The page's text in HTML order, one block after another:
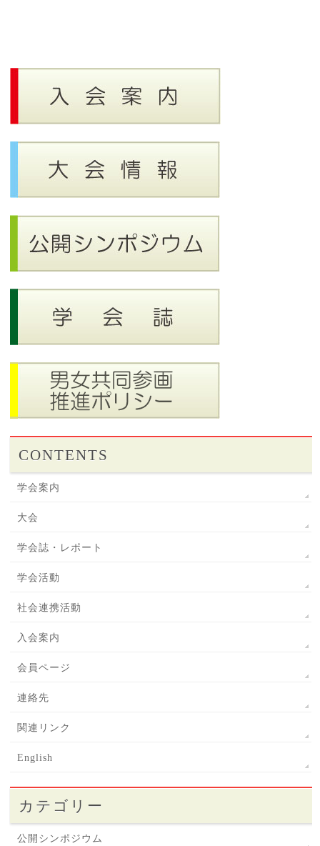
CONTENTS
学会案内
大会
学会誌・レポート
学会活動
社会連携活動
入会案内
会員ページ
連絡先
関連リンク
English
カテゴリー
公開シンポジウム